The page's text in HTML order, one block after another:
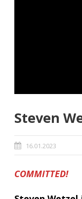
Steven
16.01.2023
COMMITTED!